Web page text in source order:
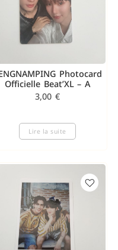
Photocard
Officielle Beat’XL – A
3,00 €
Lire la suite